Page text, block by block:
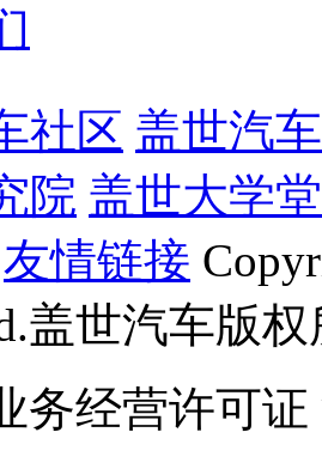
社区 盖世汽
院 盖世大学堂
友情链接
盖世汽车版
务经营许可证